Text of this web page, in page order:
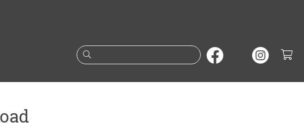
Suche nach Büchern oder